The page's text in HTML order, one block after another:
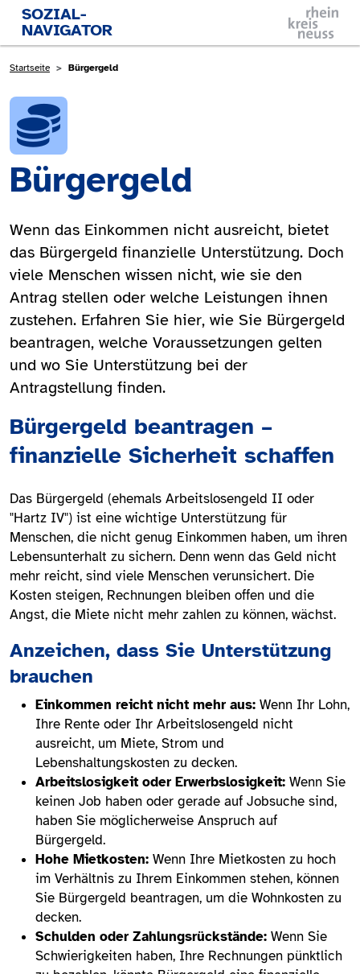
Direkt zum Inhalt
SOZIAL-
NAVIGATOR
Pfadnavigation
Startseite Bürgergeld
Bürgergeld
Wenn das Einkommen nicht ausreicht, bietet
das Bürgergeld finanzielle Unterstützung. Doch
viele Menschen wissen nicht, wie sie den
Antrag stellen oder welche Leistungen ihnen
zustehen. Erfahren Sie hier, wie Sie Bürgergeld
beantragen, welche Voraussetzungen gelten
und wo Sie Unterstützung bei der
Antragstellung finden.
Bürgergeld beantragen –
finanzielle Sicherheit schaffen
Das Bürgergeld (ehemals Arbeitslosengeld II oder
"Hartz IV") ist eine wichtige Unterstützung für
Menschen, die nicht genug Einkommen haben, um ihren
Lebensunterhalt zu sichern. Denn wenn das Geld nicht
mehr reicht, sind viele Menschen verunsichert. Die
Kosten steigen, Rechnungen bleiben offen und die
Angst, die Miete nicht mehr zahlen zu können, wächst.
Anzeichen, dass Sie Unterstützung
brauchen
Einkommen reicht nicht mehr aus: Wenn Ihr Lohn,
Ihre Rente oder Ihr Arbeitslosengeld nicht
ausreicht, um Miete, Strom und
Lebenshaltungskosten zu decken.
Arbeitslosigkeit oder Erwerbslosigkeit: Wenn Sie
keinen Job haben oder gerade auf Jobsuche sind,
haben Sie möglicherweise Anspruch auf
Bürgergeld.
Hohe Mietkosten: Wenn Ihre Mietkosten zu hoch
im Verhältnis zu Ihrem Einkommen stehen, können
Sie Bürgergeld beantragen, um die Wohnkosten zu
decken.
Schulden oder Zahlungsrückstände: Wenn Sie
Schwierigkeiten haben, Ihre Rechnungen pünktlich